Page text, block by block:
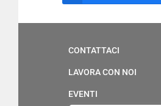
CONTATTACI
LAVORA CON NOI
EVENTI